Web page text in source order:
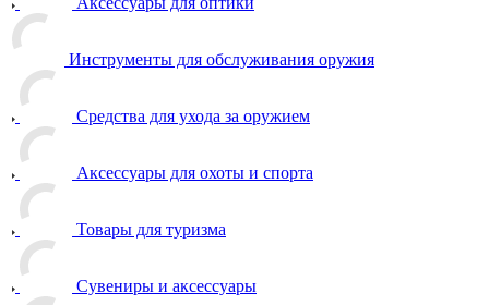
Инструменты для обслуживания оружия
Средства для ухода за оружием
Аксессуары для охоты и спорта
Товары для туризма
Сувениры и аксессуары